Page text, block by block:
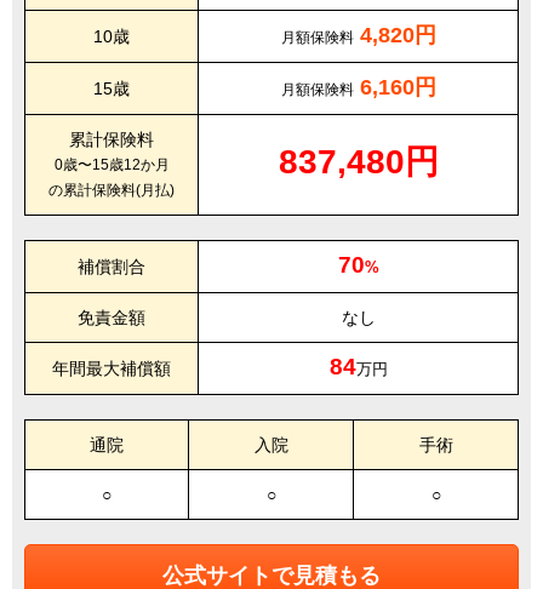
10歳 月額保険料 4,820円
15歳 月額保険料 6,160円
累計保険料
0歳〜15歳12か月
の累計保険料(月払)
837,480円
補償割合 70%
免責金額 なし
年間最大補償額 84万円
通院 入院 手術
○ ○ ○
公式サイトで見積もる